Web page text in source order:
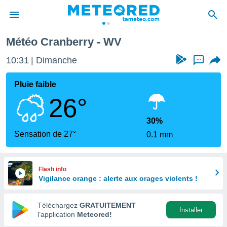
de
par
Météo Cranberry - WV
10:31 Dimanche ...
Pluie faible
26°
Sensation de 27°
30%
0.1 mm
Flash info
Vigilance orange : alerte aux orages violents !
Téléchargez GRATUITEMENT
l’application Meteored!
Installer